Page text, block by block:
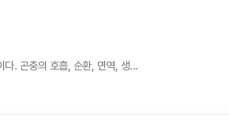
다. 곤충의 호흡, 순환, 면역, 생...